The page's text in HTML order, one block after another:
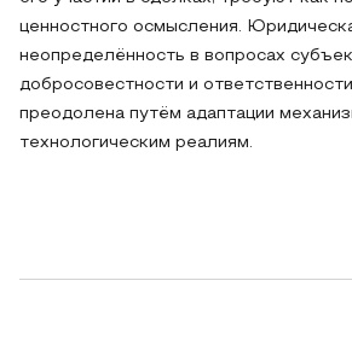
ценностного осмысления.
неопределённость в вопросах
добросовестности и
преодолена путём адаптации
технологическим реалиям.